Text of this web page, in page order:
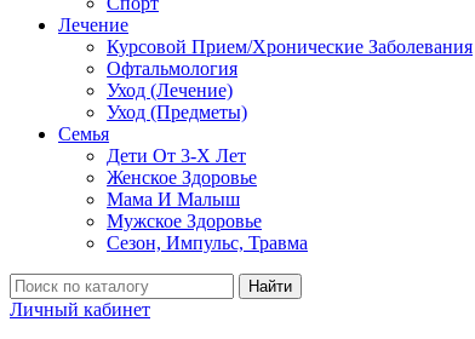
Лечение
Курсовой Прием/Хронические Заболевания
Офтальмология
Уход (Лечение)
Уход (Предметы)
Семья
Дети От 3-Х Лет
Женское Здоровье
Мама И Малыш
Мужское Здоровье
Сезон, Импульс, Травма
Найти
Личный кабинет